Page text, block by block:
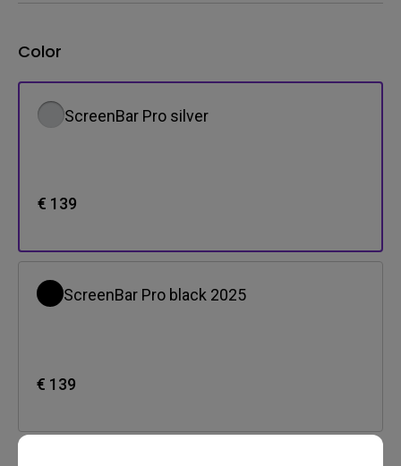
Color
ScreenBar Pro silver
€ 139
ScreenBar Pro black 2025
€ 139